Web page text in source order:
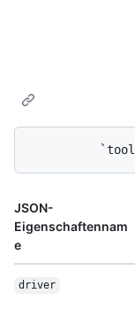
JSON-
Eigenschaftennam
e
driver